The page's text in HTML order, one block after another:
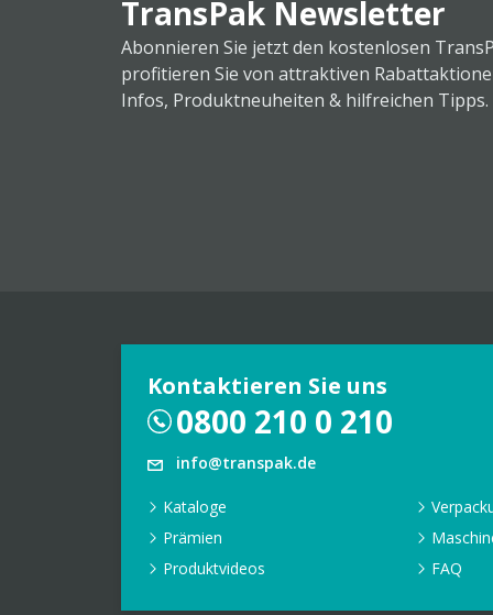
TransPak Newsletter
Abonnieren Sie jetzt den kostenlosen
profitieren Sie von attraktiven
Infos, Produktneuheiten & hilfreichen Tipps.
Kontaktieren Sie uns
0800 210 0 210
info@transpak.de
Kataloge
Prämien
Produktvideos
FAQ